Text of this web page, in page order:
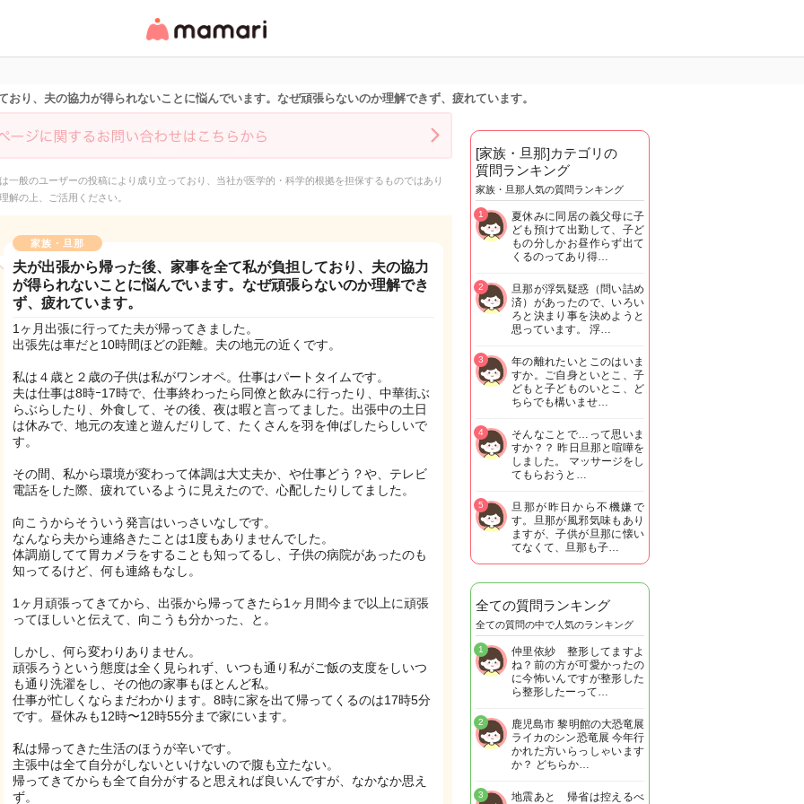
リ・情報サイト
り、夫の協力が得られないことに悩んでいます。なぜ頑張らないのか理解できず、疲れています。
一般のユーザーの投稿により成り立っており、当社が医学的・科学的根拠を担保するものではあり
解の上、ご活用ください。
家族・旦那
夫が出張から帰った後、家事を全て私が負担しており、夫の協力
が得られないことに悩んでいます。なぜ頑張らないのか理解でき
ず、疲れています。
1ヶ月出張に行ってた夫が帰ってきました。
出張先は車だと10時間ほどの距離。夫の地元の近くです。
私は４歳と２歳の子供は私がワンオペ。仕事はパートタイムです。
夫は仕事は8時ｰ17時で、仕事終わったら同僚と飲みに行ったり、中華街ぶ
らぶらしたり、外食して、その後、夜は暇と言ってました。出張中の土日
は休みで、地元の友達と遊んだりして、たくさんを羽を伸ばしたらしいで
す。
その間、私から環境が変わって体調は大丈夫か、や仕事どう？や、テレビ
電話をした際、疲れているように見えたので、心配したりしてました。
向こうからそういう発言はいっさいなしです。
なんなら夫から連絡きたことは1度もありませんでした。
体調崩してて胃カメラをすることも知ってるし、子供の病院があったのも
知ってるけど、何も連絡もなし。
1ヶ月頑張ってきてから、出張から帰ってきたら1ヶ月間今まで以上に頑張
ってほしいと伝えて、向こうも分かった、と。
しかし、何ら変わりありません。
頑張ろうという態度は全く見られず、いつも通り私がご飯の支度をしいつ
も通り洗濯をし、その他の家事もほとんど私。
仕事が忙しくならまだわかります。8時に家を出て帰ってくるのは17時5分
です。昼休みも12時〜12時55分まで家にいます。
私は帰ってきた生活のほうが辛いです。
主張中は全て自分がしないといけないので腹も立たない。
帰ってきてからも全て自分がすると思えれば良いんですが、なかなか思え
ず。
[家族・旦那]カテゴリの
質問ランキング
家族・旦那人気の質問ランキング
夏休みに同居の義父母に子
ども預けて出勤して、子ど
もの分しかお昼作らず出て
くるのってあり得…
1
旦那が浮気疑惑（問い詰め
済）があったので、いろい
ろと決まり事を決めようと
思っています。 浮…
2
年の離れたいとこのはいま
すか。ご自身といとこ、子
どもと子どものいとこ、ど
ちらでも構いませ…
3
そんなことで…って思いま
すか？？ 昨日旦那と喧嘩を
しました。 マッサージをし
てもらおうと…
4
旦那が昨日から不機嫌で
す。旦那が風邪気味もあり
ますが、子供が旦那に懐い
てなくて、旦那も子…
5
全ての質問ランキング
全ての質問の中で人気のランキング
仲里依紗 整形してますよ
ね？前の方が可愛かったの
に今怖いんですが整形した
ら整形したーって…
1
鹿児島市 黎明館の大恐竜展
ライカのシン恐竜展 今年行
かれた方いらっしゃいます
か？ どちらか…
2
地震あと 帰省は控えるべ
3